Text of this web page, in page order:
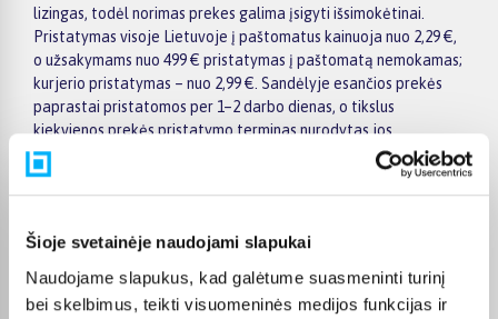
Šioje svetainėje naudojami slapukai
Naudojame slapukus, kad galėtume suasmeninti turinį
bei skelbimus, teikti visuomeninės medijos funkcijas ir
lizingas, todėl norimas prekes galima įsigyti išsimokėtinai.
Pristatymas visoje Lietuvoje į paštomatus kainuoja nuo 2,29 €,
o užsakymams nuo 499 € pristatymas į paštomatą nemokamas;
kurjerio pristatymas – nuo 2,99 €. Sandėlyje esančios prekės
paprastai pristatomos per 1–2 darbo dienas, o tikslus
kiekvienos prekės pristatymo terminas nurodytas jos
puslapyje.
Tinkamą prekę iš Smulki buitinė technika kategorijos
užsakymą atsiimti patys, atitinkamai pažymėtas prekes